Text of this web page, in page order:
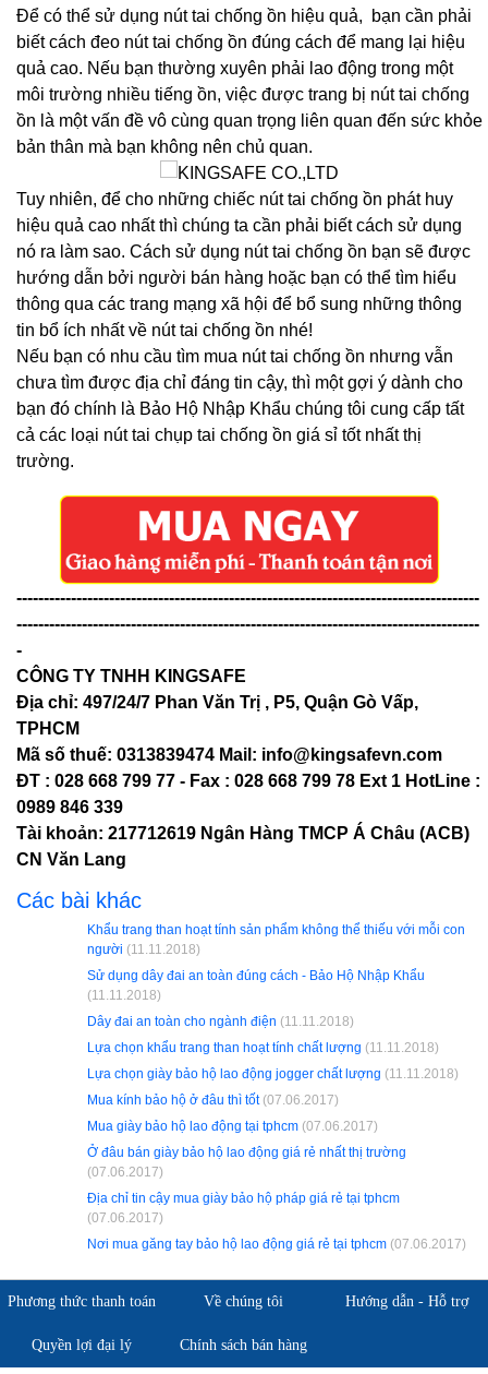
Để có thể sử dụng nút tai chống ồn hiệu quả, bạn cần phải
biết cách đeo nút tai chống ồn đúng cách để mang lại hiệu
quả cao. Nếu bạn thường xuyên phải lao động trong một
môi trường nhiều tiếng ồn, việc được trang bị nút tai chống
ồn là một vấn đề vô cùng quan trọng liên quan đến sức khỏe
bản thân mà bạn không nên chủ quan.
Tuy nhiên, để cho những chiếc nút tai chống ồn phát huy
hiệu quả cao nhất thì chúng ta cần phải biết cách sử dụng
nó ra làm sao. Cách sử dụng nút tai chống ồn bạn sẽ được
hướng dẫn bởi người bán hàng hoặc bạn có thể tìm hiểu
thông qua các trang mạng xã hội để bổ sung những thông
tin bổ ích nhất về nút tai chống ồn nhé!
Nếu bạn có nhu cầu tìm mua nút tai chống ồn nhưng vẫn
chưa tìm được địa chỉ đáng tin cậy, thì một gợi ý dành cho
bạn đó chính là Bảo Hộ Nhập Khẩu chúng tôi cung cấp tất
cả các loại nút tai chụp tai chống ồn giá sỉ tốt nhất thị
trường.
-------------------------------------------------------------------------------------
-------------------------------------------------------------------------------------
-
CÔNG TY TNHH KINGSAFE
Địa chỉ: 497/24/7 Phan Văn Trị , P5, Quận Gò Vấp,
TPHCM
Mã số thuế: 0313839474 Mail: info@kingsafevn.com
ĐT : 028 668 799 77 - Fax : 028 668 799 78 Ext 1 HotLine :
0989 846 339
Tài khoản: 217712619 Ngân Hàng TMCP Á Châu (ACB)
CN Văn Lang
Các bài khác
Khẩu trang than hoạt tính sản phẩm không thể thiếu với mỗi con
người (11.11.2018)
Sử dụng dây đai an toàn đúng cách - Bảo Hộ Nhập Khẩu
(11.11.2018)
Dây đai an toàn cho ngành điện (11.11.2018)
Lựa chọn khẩu trang than hoạt tính chất lượng (11.11.2018)
Lựa chọn giày bảo hộ lao động jogger chất lượng (11.11.2018)
Mua kính bảo hộ ở đâu thì tốt(07.06.2017)
Mua giày bảo hộ lao động tại tphcm (07.06.2017)
Ở đâu bán giày bảo hộ lao động giá rẻ nhất thị trường
(07.06.2017)
Địa chỉ tin cậy mua giày bảo hộ pháp giá rẻ tại tphcm
(07.06.2017)
Nơi mua găng tay bảo hộ lao động giá rẻ tại tphcm (07.06.2017)
Phương thức thanh toán Về chúng tôi Hướng dẫn - Hỗ trợ
Quyền lợi đại lý Chính sách bán hàng